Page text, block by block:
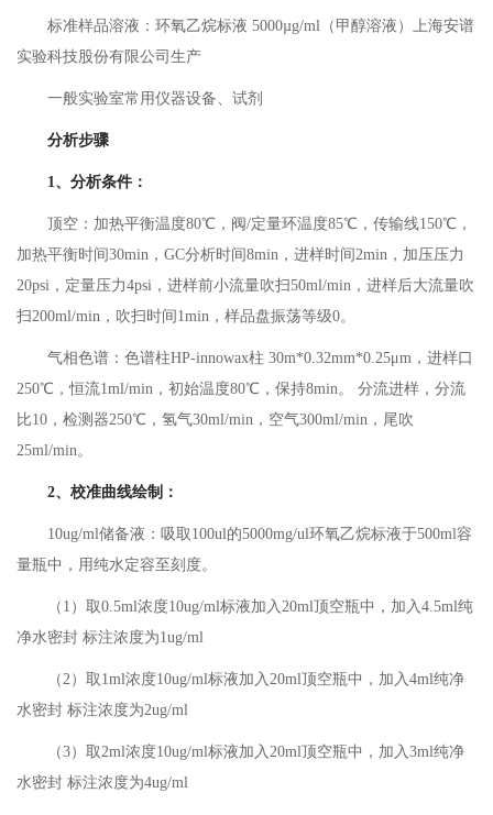
标准样品溶液：环氧乙烷标液 5000µg/ml（甲醇溶液）上海安谱
实验科技股份有限公司生产
一般实验室常用仪器设备、试剂
分析步骤
1、分析条件：
顶空：加热平衡温度80℃，阀/定量环温度85℃，传输线150℃，
加热平衡时间30min，GC分析时间8min，进样时间2min，加压压力
20psi，定量压力4psi，进样前小流量吹扫50ml/min，进样后大流量吹
扫200ml/min，吹扫时间1min，样品盘振荡等级0。
气相色谱：色谱柱HP-innowax柱 30m*0.32mm*0.25μm，进样口
250℃，恒流1ml/min，初始温度80℃，保持8min。 分流进样，分流
比10，检测器250℃，氢气30ml/min，空气300ml/min，尾吹
25ml/min。
2、校准曲线绘制：
10ug/ml储备液：吸取100ul的5000mg/ul环氧乙烷标液于500ml容
量瓶中，用纯水定容至刻度。
（1）取0.5ml浓度10ug/ml标液加入20ml顶空瓶中，加入4.5ml纯
净水密封 标注浓度为1ug/ml
（2）取1ml浓度10ug/ml标液加入20ml顶空瓶中，加入4ml纯净
水密封 标注浓度为2ug/ml
（3）取2ml浓度10ug/ml标液加入20ml顶空瓶中，加入3ml纯净
水密封 标注浓度为4ug/ml